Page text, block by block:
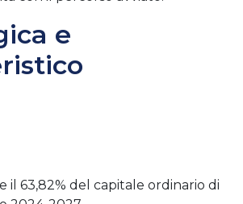
e
il 63,82% del capitale ordinario di